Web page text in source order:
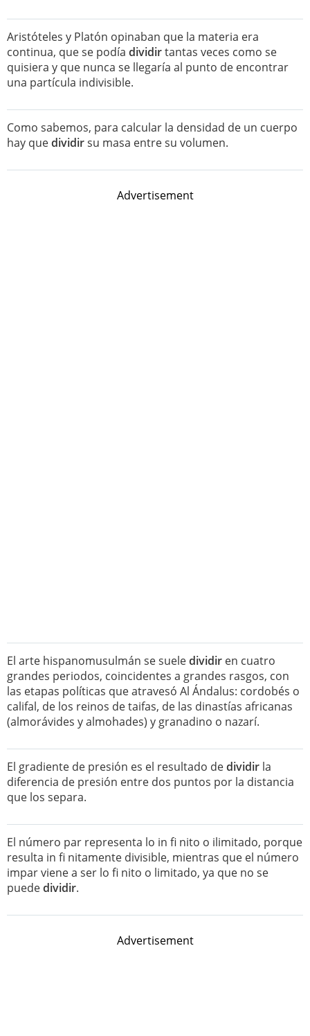
Aristóteles y Platón opinaban que la materia era
continua, que se podía dividirtantas veces como se
quisiera y que nunca se llegaría al punto de encontrar
una partícula indivisible.
Como sabemos, para calcular la densidad de un cuerpo
hay quedividirsu masa entre su volumen.
Advertisement
El arte hispanomusulmán se sueledividir en cuatro
grandes periodos, coincidentes a grandes rasgos, con
las etapas políticas que atravesó Al Ándalus: cordobés o
califal, de los reinos de taifas, de las dinastías africanas
(almorávides y almohades) y granadino o nazarí.
El gradiente de presión es el resultado dedividir la
diferencia de presión entre dos puntos por la distancia
que los separa.
El número par representa lo in fi nito o ilimitado, porque
resulta in fi nitamente divisible, mientras que el número
impar viene a ser lo fi nito o limitado, ya que no se
puededividir.
Advertisement